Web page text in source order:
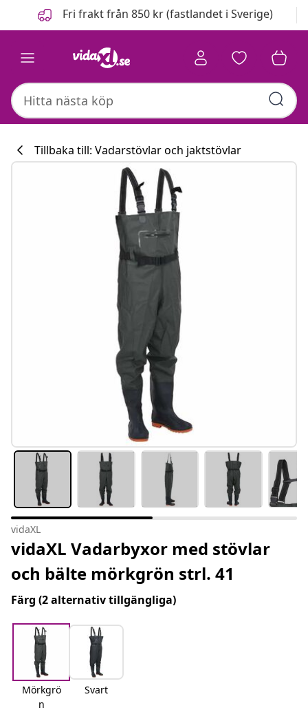
FöregåendeFri frakt från 850 kr (fastlandet i Sverige)
Tillbaka till: Vadarstövlar och jaktstövlar
vidaXL
vidaXL Vadarbyxor med stövlar
och bälte mörkgrön strl. 41
Färg (2 alternativ tillgängliga)
Mörkgrö
n
Svart